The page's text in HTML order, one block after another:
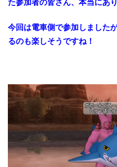
た参加者の皆さん、本当にあ
今回は電車側で参加しました
るのも楽しそうですね！